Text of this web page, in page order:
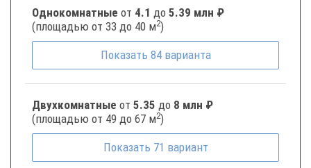
Однокомнатные от 4.1 до 5.39 млн ₽
(площадью от 33 до 40 м2)
Показать 84 варианта
Двухкомнатные от 5.35 до 8 млн ₽
(площадью от 49 до 67 м2)
Показать 71 вариант